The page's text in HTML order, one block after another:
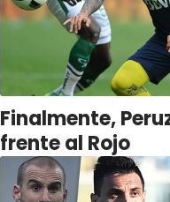
Finalmente,
frente al Rojo